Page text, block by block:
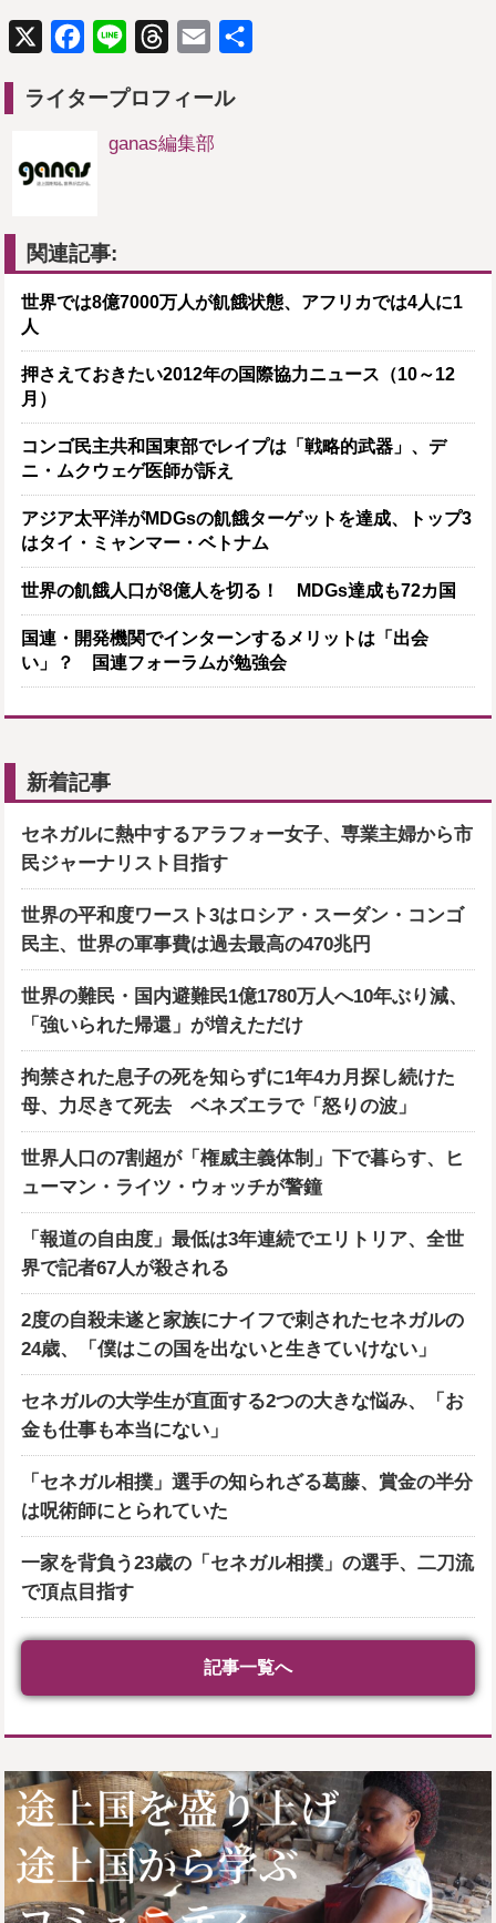
X Facebook
Line ThreadsEmail
ライタープロフィール
ganas編集部
関連記事:
世界では8億7000万人が飢餓状態、アフリカでは4人に1
人
押さえておきたい2012年の国際協力ニュース（10～12
月）
コンゴ民主共和国東部でレイプは「戦略的武器」、デ
ニ・ムクウェゲ医師が訴え
アジア太平洋がMDGsの飢餓ターゲットを達成、トップ3
はタイ・ミャンマー・ベトナム
世界の飢餓人口が8億人を切る！ MDGs達成も72カ国
国連・開発機関でインターンするメリットは「出会
い」？ 国連フォーラムが勉強会
新着記事
セネガルに熱中するアラフォー女子、専業主婦から市
民ジャーナリスト目指す
世界の平和度ワースト3はロシア・スーダン・コンゴ
民主、世界の軍事費は過去最高の470兆円
世界の難民・国内避難民1億1780万人へ10年ぶり減、
「強いられた帰還」が増えただけ
拘禁された息子の死を知らずに1年4カ月探し続けた
母、力尽きて死去 ベネズエラで「怒りの波」
世界人口の7割超が「権威主義体制」下で暮らす、ヒ
ューマン・ライツ・ウォッチが警鐘
「報道の自由度」最低は3年連続でエリトリア、全世
界で記者67人が殺される
2度の自殺未遂と家族にナイフで刺されたセネガルの
24歳、「僕はこの国を出ないと生きていけない」
セネガルの大学生が直面する2つの大きな悩み、「お
金も仕事も本当にない」
「セネガル相撲」選手の知られざる葛藤、賞金の半分
は呪術師にとられていた
一家を背負う23歳の「セネガル相撲」の選手、二刀流
で頂点目指す
記事一覧へ